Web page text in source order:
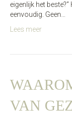
eigenlijk het
eenvoudig. Geen…
Lees meer
VAN